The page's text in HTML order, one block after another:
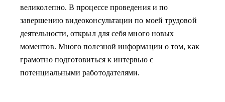
великолепно. В процессе проведения и по
завершению видеоконсультации по моей трудовой
деятельности, открыл для себя много новых
моментов. Много полезной информации о том, как
грамотно подготовиться к интервью с
потенциальными работодателями.